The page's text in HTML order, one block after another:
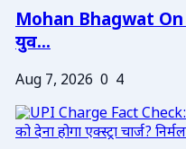
Mohan Bhagwat
युव...
Aug 7, 2026 0 4